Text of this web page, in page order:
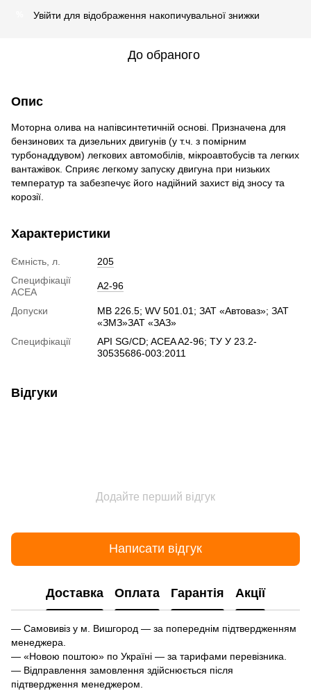
Увійти для відображення накопичувальної знижки
До обраного
Опис
Моторна олива на напівсинтетичній основі. Призначена для
бензинових та дизельних двигунів (у т.ч. з помірним
турбонаддувом) легкових автомобілів, мікроавтобусів та легких
вантажівок. Сприяє легкому запуску двигуна при низьких
температур та забезпечує його надійний захист від зносу та
корозії.
Характеристики
Ємність, л.
205
Специфікації
ACEA
A2-96
Допуски
MB 226.5; WV 501.01; ЗАТ «Автоваз»; ЗАТ
«ЗМЗ»ЗАТ «ЗАЗ»
Специфікації
API SG/СD; ACEA A2-96; ТУ У 23.2-
30535686-003:2011
Відгуки
Додайте перший відгук
Написати відгук
Доставка Оплата Гарантія Акції
— Самовивіз у м. Вишгород — за попереднім підтвердженням
менеджера.
— «Новою поштою» по Україні — за тарифами перевізника.
— Відправлення замовлення здійснюється після
підтвердження менеджером.